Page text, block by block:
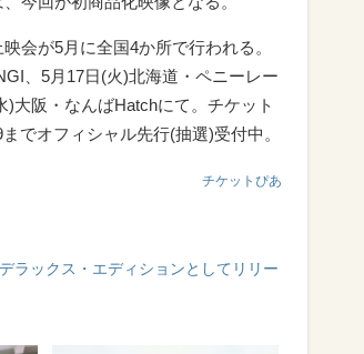
会が5月に全国4か所で行われる。
、5月17日(火)北海道・ペニーレー
大阪・なんばHatchにて。チケット
でオフィシャル先行(抽選)受付中。
チケットぴあ
ラックス・エディションとしてリリー